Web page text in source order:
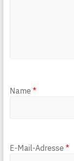
Name *
E-Mail-Adresse *